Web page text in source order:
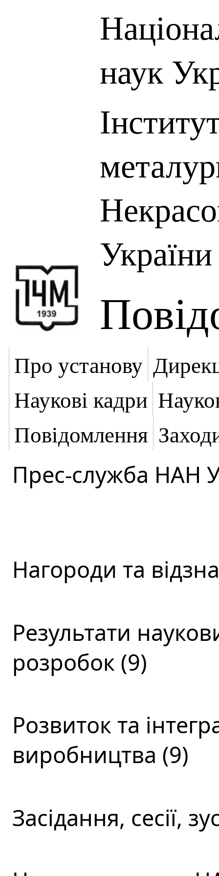
наук
України
Про установу
Наукові кадри
Повідомлення
Прес-служба НАН
Нагороди та
Результати
розробок (9)
Розвиток та
виробництва (9)
Засідання, сесії,